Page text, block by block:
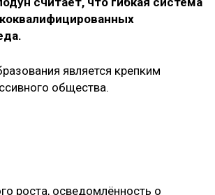
является крепким
общества.
роста, осведомлённость о